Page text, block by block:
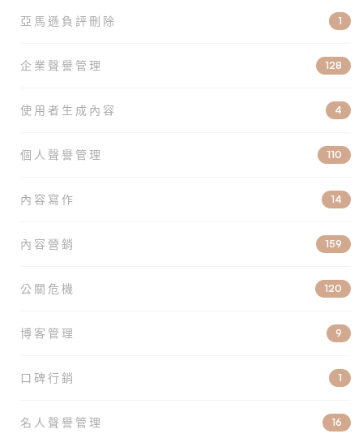
亞馬遜負評刪除 1
企業聲譽管理 128
使用者生成內容 4
個人聲譽管理 110
內容寫作 14
內容營銷 159
公關危機 120
博客管理 9
口碑行銷 1
名人聲譽管理 16